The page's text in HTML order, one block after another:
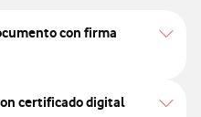
con firma
certificado digital